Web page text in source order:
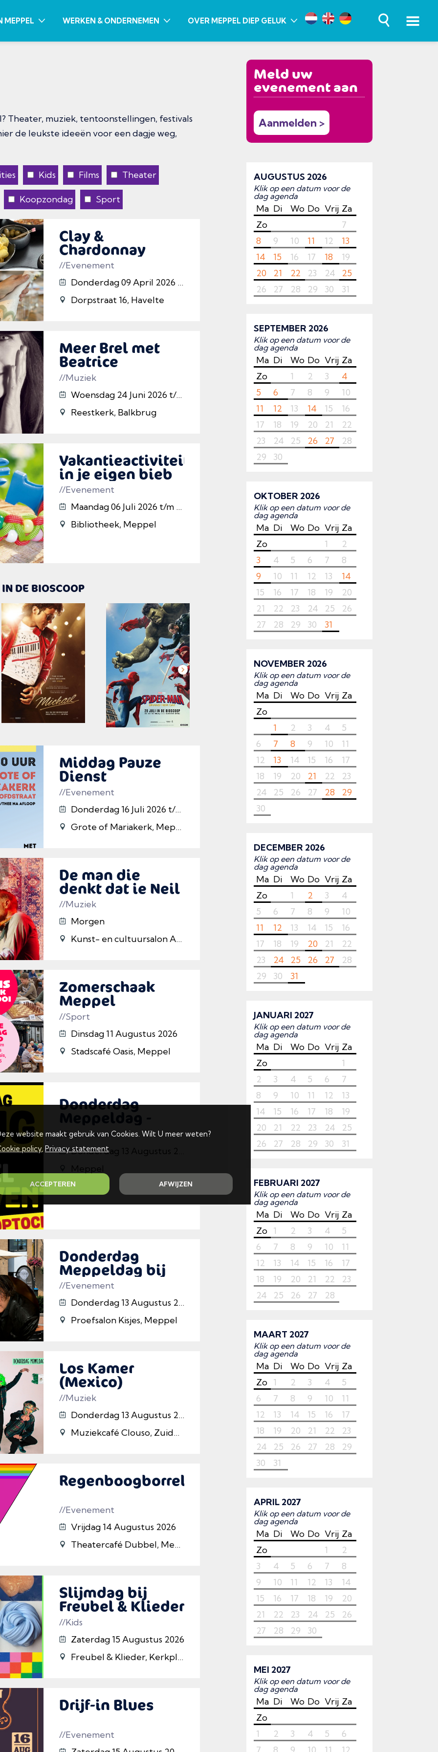
website maakt gebruik van Cookies. Wilt U meer weten?
policy,Privacy statement
ACCEPTEREN AFWIJZEN
MEPPEL WERKEN & ONDERNEMEN OVER MEPPEL DIEP GELUK
Meld uw
evenement aan
Aanmelden >
AUGUSTUS 2026
Klik op een datum voor de
dag agenda
Ma Di Wo Do Vrij Za
Zo
7
8
9 10 11 12
13
14
15 16 17 18
19
20
21 22 23 24
25
26
27 28 29 30 31
SEPTEMBER 2026
Klik op een datum voor de
dag agenda
Ma Di Wo Do Vrij Za
Zo
1 2 3
4
5
6 7 8 9
10
11
12 13 14 15
16
17
18 19 20 21
22
23
24 25 26 27
28
29
30
OKTOBER 2026
Klik op een datum voor de
dag agenda
Ma Di Wo Do Vrij Za
Zo
1
2
3
4 5 6 7
8
9
10 11 12 13
14
15
16 17 18 19
20
21
22 23 24 25
26
27
28 29 30 31
NOVEMBER 2026
Klik op een datum voor de
dag agenda
Ma Di Wo Do Vrij Za
Zo
1
2 3 4
5
6
7 8 9 10
11
12
13 14 15 16
17
18
19 20 21 22
23
24
25 26 27 28
29
30
DECEMBER 2026
Klik op een datum voor de
dag agenda
Ma Di Wo Do Vrij Za
Zo
1 2 3
4
5
6 7 8 9
10
11
12 13 14 15
16
17
18 19 20 21
22
23
24 25 26 27
28
29
30 31
JANUARI 2027
Klik op een datum voor de
dag agenda
Ma Di Wo Do Vrij Za
Zo
1
2
3 4 5 6
7
8
9 10 11 12
13
14
15 16 17 18
19
20
21 22 23 24
25
26
27 28 29 30 31
FEBRUARI 2027
Klik op een datum voor de
dag agenda
Ma Di Wo Do Vrij Za
Zo 1 2 3 4
5
6
7 8 9 10
11
12
13 14 15 16
17
18
19 20 21 22
23
24
25 26 27 28
MAART 2027
Klik op een datum voor de
dag agenda
Ma Di Wo Do Vrij Za
Zo 1 2 3 4
5
6
7 8 9 10
11
12
13 14 15 16
17
18
19 20 21 22
23
24
25 26 27 28
29
30
31
APRIL 2027
Klik op een datum voor de
dag agenda
Ma Di Wo Do Vrij Za
Zo
1
2
3
4 5 6 7
8
9
10 11 12 13
14
15
16 17 18 19
20
21
22 23 24 25
26
27
28 29 30
MEI 2027
Klik op een datum voor de
dag agenda
Ma Di Wo Do Vrij Za
Zo
1
2 3 4 5
6
7
8 9 10 11 12
Theater, muziek, tentoonstellingen, festivals
de leukste ideeën voor een dagje weg,
Kids Films Theater
Koopzondag Sport
Clay &
Chardonnay
//Evenement
Donderdag 09 April 2026 t/m 25/12/2026
Dorpstraat 16, Havelte
Meer Brel met
Beatrice
//Muziek
Woensdag 24 Juni 2026 t/m 01/10/2026
Reestkerk, Balkbrug
Vakantieactiviteiten
in je eigen bieb
//Evenement
Maandag 06 Juli 2026 t/m 16/08/2026
Bibliotheek, Meppel
IN DE BIOSCOOP
Middag Pauze
Dienst
//Evenement
Donderdag 16 Juli 2026 t/m 13/08/2026
Grote of Mariakerk, Meppel
De man die
denkt dat ie Neil
Young is
//Muziek
Morgen
Kunst- en cultuursalon Articum, Meppel
Zomerschaak
Meppel
//Sport
Dinsdag 11 Augustus 2026
Stadscafé Oasis, Meppel
Donderdag
Meppeldag -
Meppel Dance
Event
//Evenement
Donderdag 13 Augustus 2026
Meppel
Donderdag
Meppeldag bij
Kisjes
//Evenement
Donderdag 13 Augustus 2026
Proefsalon Kisjes, Meppel
Los Kamer
(Mexico)
//Muziek
Donderdag 13 Augustus 2026
Muziekcafé Clouso, Zuideinde 25 , Meppel
Regenboogborrel
//Evenement
Vrijdag 14 Augustus 2026
Theatercafé Dubbel, Meppel
Slijmdag bij
Freubel & Klieder
//Kids
Zaterdag 15 Augustus 2026
Freubel & Klieder, Kerkplein 2 Meppel, Meppel
Drijf-in Blues
//Evenement